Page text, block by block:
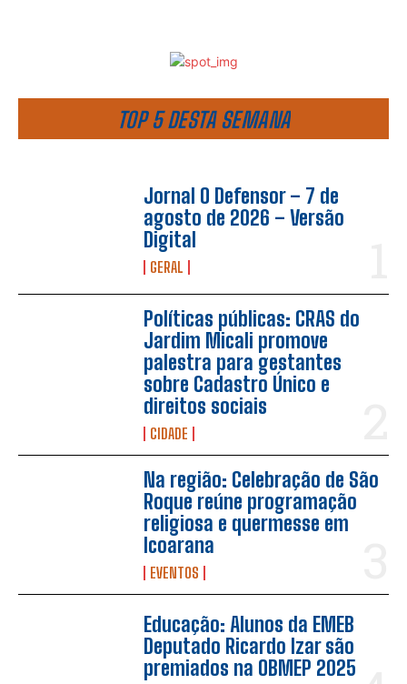
TOP 5 DESTA SEMANA
Jornal O Defensor – 7 de
agosto de 2026 – Versão
Digital
GERAL
Políticas públicas: CRAS do
Jardim Micali promove
palestra para gestantes
sobre Cadastro Único e
direitos sociais
CIDADE
Na região: Celebração de São
Roque reúne programação
religiosa e quermesse em
Icoarana
EVENTOS
Educação: Alunos da EMEB
Deputado Ricardo Izar são
premiados na OBMEP 2025